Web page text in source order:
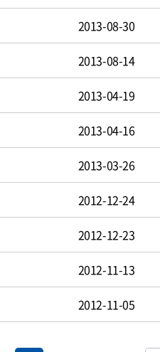
2013-08-30
2013-08-14
2013-04-19
2013-04-16
2013-03-26
2012-12-24
2012-12-23
2012-11-13
2012-11-05